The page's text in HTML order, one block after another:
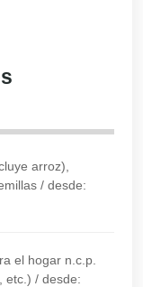
arroz),
/ desde:
el hogar n.c.p.
etc.) / desde: